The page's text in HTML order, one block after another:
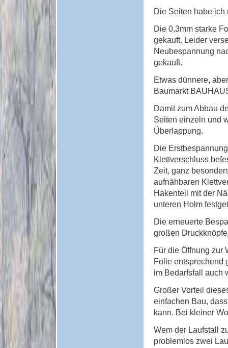
Die Seiten habe
Die 0,3mm starke
gekauft. Leider
Neubespannung
gekauft.
Etwas dünnere,
Baumarkt
Damit zum Abbau
Seiten einzeln und
Überlappung.
Die
Klettverschluss
Zeit, ganz
aufnähbaren
Hakenteil mit der
unteren Holm
Die erneuerte
großen
Für die Öffnung zur
Folie entsprechend
im Bedarfsfall auch
Großer Vorteil
einfachen Bau,
kann. Bei kleiner
Wem der Laufstall
problemlos zwei